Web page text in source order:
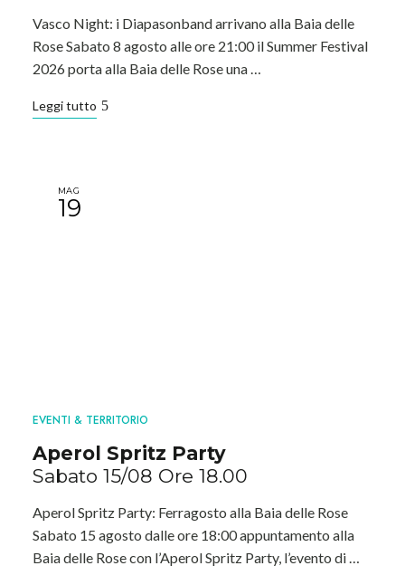
Vasco Night: i Diapasonband arrivano alla Baia delle
Rose Sabato 8 agosto alle ore 21:00 il Summer Festival
2026 porta alla Baia delle Rose una …
Leggi tutto
MAG
19
EVENTI & TERRITORIO
Aperol Spritz Party
Sabato 15/08 Ore 18.00
Aperol Spritz Party: Ferragosto alla Baia delle Rose
Sabato 15 agosto dalle ore 18:00 appuntamento alla
Baia delle Rose con l’Aperol Spritz Party, l’evento di …